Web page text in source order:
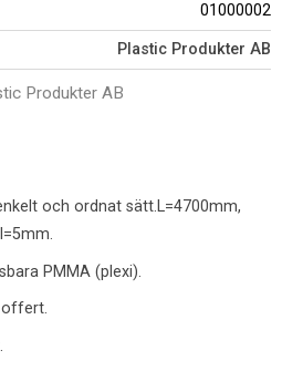
01000002
Plastic Produkter AB
Produkter AB
och ordnat sätt.L=4700mm,
PMMA (plexi).
offert.